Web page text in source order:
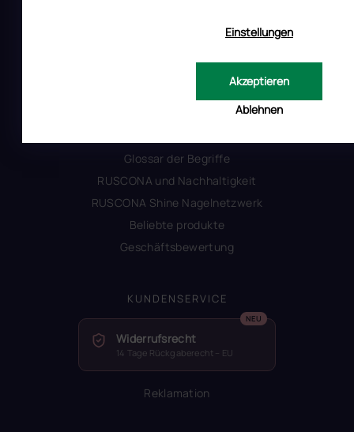
Einstellungen
Ablehnen
Akzeptieren
INFORMATIONEN FÜR SIE
Glossar der Begriffe
RUSCONA und Nachhaltigkeit
RUSCONA Shine Nagelnetzwerk
Beliebte produkte
Geschäftsbewertung
KUNDENSERVICE
Widerrufsrecht
14 Tage Rückgaberecht – EU
Reklamation